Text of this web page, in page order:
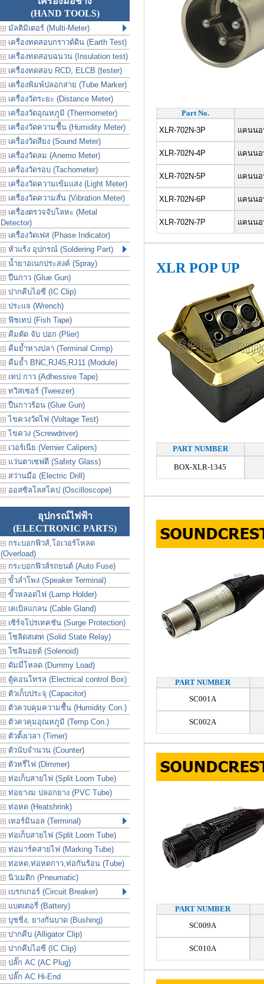
(HAND TOOLS)
มัลติมิเตอร์ (Multi-Meter)
เครื่องทดสอบกราวด์ดิน (Earth Test)
เครื่องทดสอบฉนวน (Insulation test)
เครื่องทดสอบ RCD, ELCB (tester)
เครื่องพิมพ์ปลอกสาย (Tube Marker)
เครื่องวัดระยะ (Distance Meter)
เครื่องวัดอุณหภูมิ (Thermometer)
เครื่องวัดความชื้น (Humidity Meter)
เครื่องวัดสียง (Sound Meter)
เครื่องวัดลม (Anemo Meter)
เครื่องวัดรอบ (Tachometer)
เครื่องวัดความเข้มแสง (Light Meter)
เครื่องวัดความสั่น (Vibration Meter)
เครื่องตรวจจับโลหะ (Metal
Detector)
เครื่องวัดเฟส (Phase Indicator)
หัวแร้ง อุปกรณ์ (Soldering Part)
น้ำยาอเนกประสงค์ (Spray)
ปืนกาว (Glue Gun)
ปากคีบไอซี (IC Clip)
ประเเจ (Wrench)
ฟิชเทป (Fish Tape)
คีมตัด จับ ปอก (Plier)
คีมย้ำหางปลา (Terminal Crimp)
คีมย้ำ BNC,RJ45,RJ11 (Module)
เทป กาว (Adhessive Tape)
ทวิสเซอร์ (Tweezer)
ปืนกาวร้อน (Glue Gun)
ไขควงวัดไฟ (Voltage Test)
ไขควง (Screwdriver)
เวอร์เนีย (Vernier Calipers)
แว่นตาเซฟตี (Safety Glass)
สว่านมือ (Electric Drill)
ออสซิลโลสโคป (Oscilloscope)
อุปกรณ์ไฟฟ้า
(ELECTRONIC PARTS)
กระบอกฟิวส์,โอเวอร์โหลด
(Overload)
กระบอกฟิวส์รถยนต์ (Auto Fuse)
ขั้วลำโพง (Speaker Terminal)
ขั้วหลอดไฟ (Lamp Holder)
เคเบิลแกลน (Cable Gland)
เซิร์จโปรเทคชัน (Surge Protection)
โซลิดสเตท (Solid State Relay)
โซลินอยด์ (Solenoid)
ดัมมี่โหลด (Dummy Load)
ตู้คอนโทรล (Electrical control Box)
ตัวเก็บประจุ (Capacitor)
ตัวควบคุมความชื้น (Humidity Con.)
ตัวควคุมอุณหภูมิ (Temp Con.)
ตัวตั้งเวลา (Timer)
ตัวนับจำนวน (Counter)
ตัวหรี่ไฟ (Dimmer)
ท่อเก็บสายไฟ (Split Loom Tube)
ท่อยางม ปลอกยาง (PVC Tube)
ท่อหด (Heatshrink)
เทอร์มินอล (Terminal)
ท่อเก็บสายไฟ (Split Loom Tube)
ท่อมาร์คสายไฟ (Marking Tube)
ท่อหด,ท่อหดกาว,ท่อกันร้อน (Tube)
นิวเมติก (Pneumatic)
เบรกเกอร์ (Circuit Breaker)
แบตเตอรี่ (Battery)
บุชชิ่ง, ยางกันบาด (Bushing)
ปากคีบ (Alligator Clip)
ปากคีบไอซี (IC Clip)
ปลั๊ก AC (AC Plug)
ปลั๊ก AC Hi-End
Part No.
XLR-702N-3P
แคนนอ
XLR-702N-4P แคนนอ
XLR-702N-5P แคนนอ
XLR-702N-6P แคนนอ
XLR-702N-7P แคนนอ
XLR POP UP
PART NUMBER
BOX-XLR-1345
PART NUMBER
SC001A
SC002A
PART NUMBER
SC009A
SC010A